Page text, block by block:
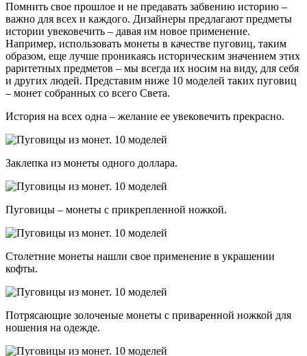
Помнить свое прошлое и не предавать забвению историю –
важно для всех и каждого. Дизайнеры предлагают предметы
истории увековечить – давая им новое применение.
Например, использовать монеты в качестве пуговиц, таким
образом, еще лучше проникаясь историческим значением этих
раритетных предметов – мы всегда их носим на виду, для себя
и других людей. Представим ниже 10 моделей таких пуговиц
– монет собранных со всего Света.
История на всех одна – желание ее увековечить прекрасно.
Заклепка из монеты одного доллара.
Пуговицы – монеты с прикрепленной ножкой.
Столетние монеты нашли свое применение в украшении
кофты.
Потрясающие золоченые монеты с приваренной ножкой для
ношения на одежде.